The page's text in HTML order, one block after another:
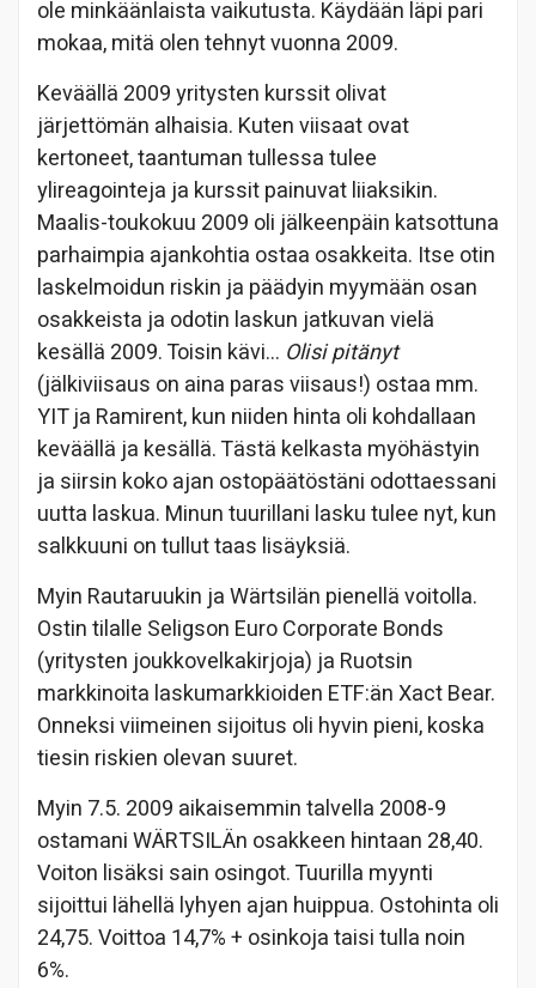
ole minkäänlaista vaikutusta. Käydään läpi pari
mokaa, mitä olen tehnyt vuonna 2009.
Keväällä 2009 yritysten kurssit olivat
järjettömän alhaisia. Kuten viisaat ovat
kertoneet, taantuman tullessa tulee
ylireagointeja ja kurssit painuvat liiaksikin.
Maalis-toukokuu 2009 oli jälkeenpäin katsottuna
parhaimpia ajankohtia ostaa osakkeita. Itse otin
laskelmoidun riskin ja päädyin myymään osan
osakkeista ja odotin laskun jatkuvan vielä
kesällä 2009. Toisin kävi… Olisi pitänyt
(jälkiviisaus on aina paras viisaus!) ostaa mm.
YIT ja Ramirent, kun niiden hinta oli kohdallaan
keväällä ja kesällä. Tästä kelkasta myöhästyin
ja siirsin koko ajan ostopäätöstäni odottaessani
uutta laskua. Minun tuurillani lasku tulee nyt, kun
salkkuuni on tullut taas lisäyksiä.
Myin Rautaruukin ja Wärtsilän pienellä voitolla.
Ostin tilalle Seligson Euro Corporate Bonds
(yritysten joukkovelkakirjoja) ja Ruotsin
markkinoita laskumarkkioiden ETF:än Xact Bear.
Onneksi viimeinen sijoitus oli hyvin pieni, koska
tiesin riskien olevan suuret.
Myin 7.5. 2009 aikaisemmin talvella 2008-9
ostamani WÄRTSILÄn osakkeen hintaan 28,40.
Voiton lisäksi sain osingot. Tuurilla myynti
sijoittui lähellä lyhyen ajan huippua. Ostohinta oli
24,75. Voittoa 14,7% + osinkoja taisi tulla noin
6%.